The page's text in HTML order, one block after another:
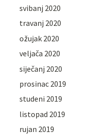
svibanj 2020
travanj 2020
ožujak 2020
veljača 2020
siječanj 2020
prosinac 2019
studeni 2019
listopad 2019
rujan 2019